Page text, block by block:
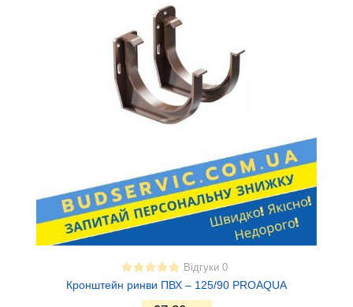
Відгуки 0
Кронштейн ринви ПВХ – 125/90 PROAQUA